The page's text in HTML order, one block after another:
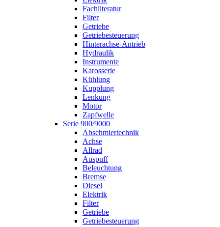
Fachliteratur
Filter
Getriebe
Getriebesteuerung
Hinterachse-Antrieb
Hydraulik
Instrumente
Karosserie
Kühlung
Kupplung
Lenkung
Motor
Zapfwelle
Serie 900/9000
Abschmiertechnik
Achse
Allrad
Auspuff
Beleuchtung
Bremse
Diesel
Elektrik
Filter
Getriebe
Getriebesteuerung